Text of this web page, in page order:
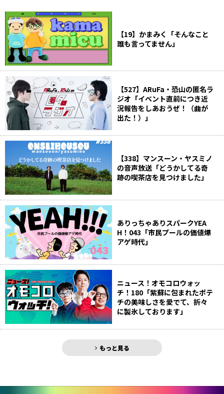
【19】かまみく「そんなこと
誰も言ってません」
【527】ARuFa・恐山の匿名ラ
ジオ「イベント直前につき近
況報告をしあおうぜ！（曲が
出た！）」
【338】マンスーン・ヤスミノ
の音声放送「どうかしてる奇
跡の喫茶店を見つけました」
ありっちゃありスパークYEA
H！043「市民プールの価値爆
アゲ時代」
ニュース！オモコロウォッ
チ！180「紫蘇に包まれたポテ
チの美味しさを愛でて、折々
に製氷しております」
もっと見る